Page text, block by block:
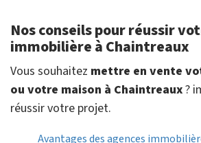
Nos conseils pour réussir
immobilière à Chaintreaux
Vous souhaitez mettre en vente
ou votre maison à Chaintreaux?
réussir votre projet.
Avantages des agences